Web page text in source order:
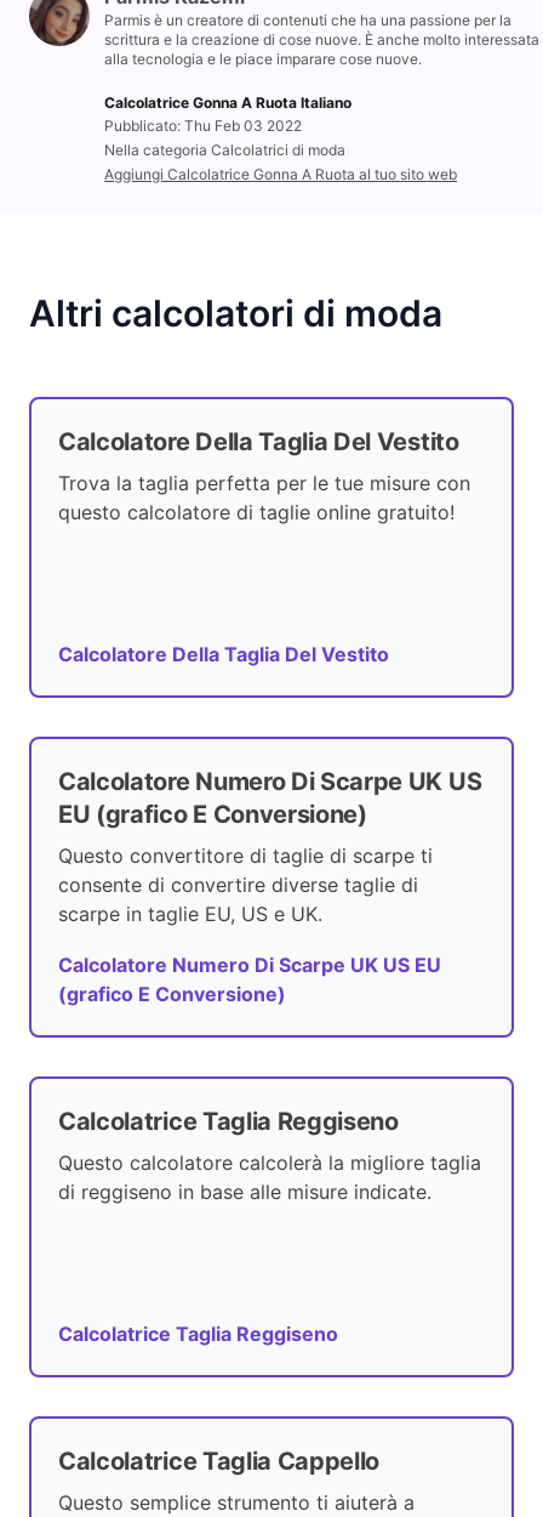
Parmis è un creatore di contenuti che ha una passione per la
scrittura e la creazione di cose nuove. È anche molto interessata
alla tecnologia e le piace imparare cose nuove.
Calcolatrice Gonna A Ruota Italiano
Pubblicato: Thu Feb 03 2022
Nella categoria Calcolatrici di moda
Aggiungi Calcolatrice Gonna A Ruota al tuo sito web
Altri calcolatori di moda
Calcolatore Della Taglia Del Vestito
Trova la taglia perfetta per le tue misure con
questo calcolatore di taglie online gratuito!
Calcolatore Della Taglia Del Vestito
Calcolatore Numero Di Scarpe UK US
EU (grafico E Conversione)
Questo convertitore di taglie di scarpe ti
consente di convertire diverse taglie di
scarpe in taglie EU, US e UK.
Calcolatore Numero Di Scarpe UK US EU
(grafico E Conversione)
Calcolatrice Taglia Reggiseno
Questo calcolatore calcolerà la migliore taglia
di reggiseno in base alle misure indicate.
Calcolatrice Taglia Reggiseno
Calcolatrice Taglia Cappello
Questo semplice strumento ti aiuterà a